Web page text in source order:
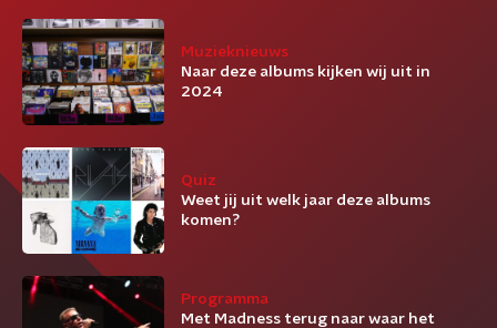
Muzieknieuws
Naar deze albums kijken wij uit in
2024
Quiz
Weet jij uit welk jaar deze albums
komen?
Programma
Met Madness terug naar waar het